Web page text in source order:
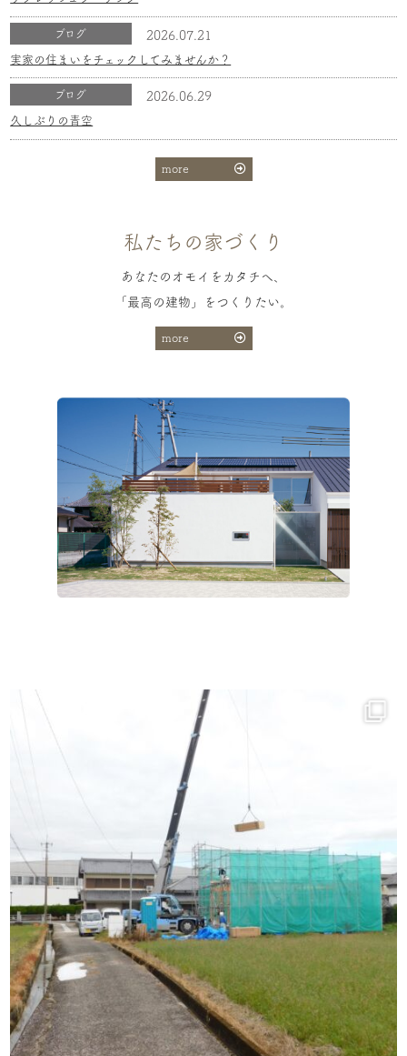
ブログ 2026.07.21
実家の住まいをチェックしてみませんか？
ブログ 2026.06.29
久しぶりの青空
more
私たちの家づくり
あなたのオモイをカタチへ、
「最高の建物」をつくりたい。
more